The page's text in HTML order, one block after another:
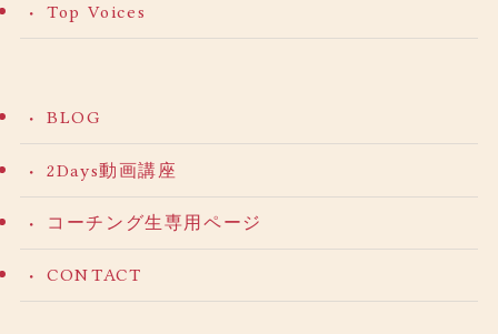
Top Voices
BLOG
2Days動画講座
コーチング生専用ページ
CONTACT